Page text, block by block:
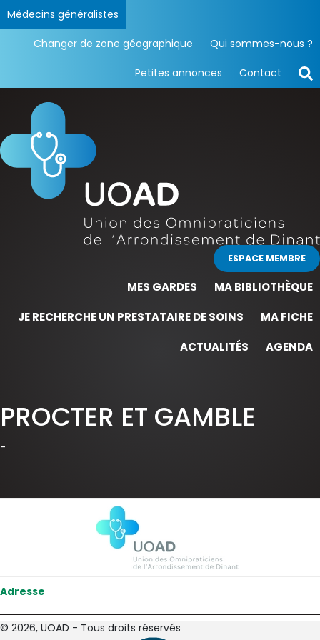
Médecins généralistes
Changer de zone géographique Qui sommes-nous ?
Petites annonces Contact
ESPACE MEMBRE
MES GARDES
MA BIBLIOTHÈQUE
JE RECHERCHE UN PRESTATAIRE DE SOINS
MA FICHE
ACTUALITÉS
AGENDA
PROCTER ET GAMBLE
-
Adresse
© 2026, UOAD - Tous droits réservés